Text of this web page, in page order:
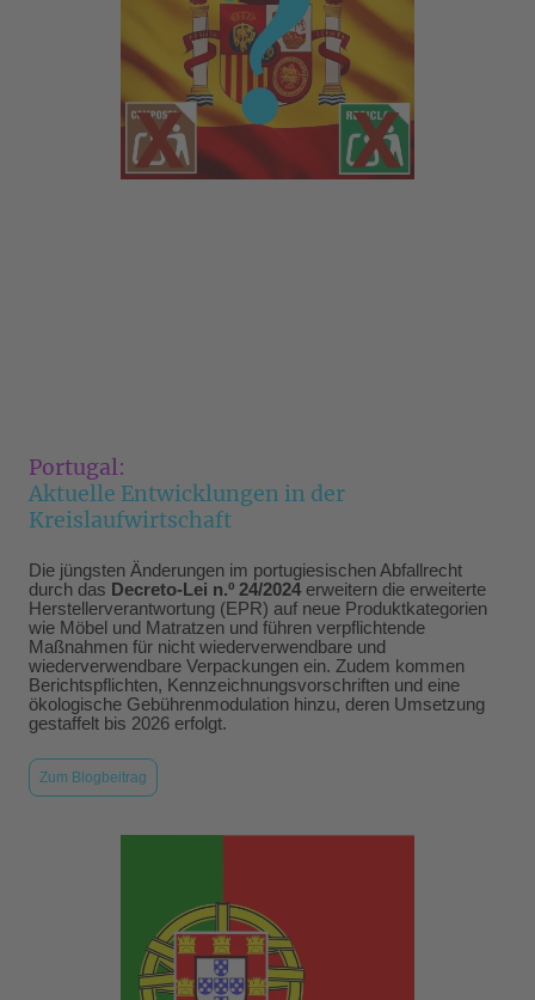
Portugal:
Aktuelle Entwicklungen in der
Kreislaufwirtschaft
Die jüngsten Änderungen im portugiesischen Abfallrecht
durch das Decreto-Lei n.º 24/2024 erweitern die erweiterte
Herstellerverantwortung (EPR) auf neue Produktkategorien
wie Möbel und Matratzen und führen verpflichtende
Maßnahmen für nicht wiederverwendbare und
wiederverwendbare Verpackungen ein. Zudem kommen
Berichtspflichten, Kennzeichnungsvorschriften und eine
ökologische Gebührenmodulation hinzu, deren Umsetzung
gestaffelt bis 2026 erfolgt.
Zum Blogbeitrag